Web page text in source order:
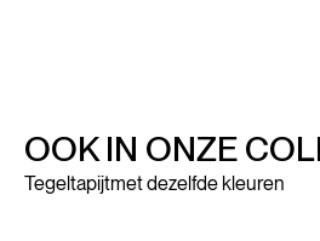
OOK IN ONZE
Tegeltapijtmet dezelfde kleuren